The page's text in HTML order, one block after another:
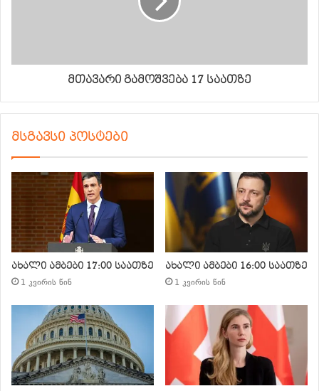
მთავარი გამოშვება 17 საათზე
მსგავსი პოსტები
ახალი ამბები 17:00 საათზე
1 კვირის წინ
ახალი ამბები 16:00 საათზე
1 კვირის წინ